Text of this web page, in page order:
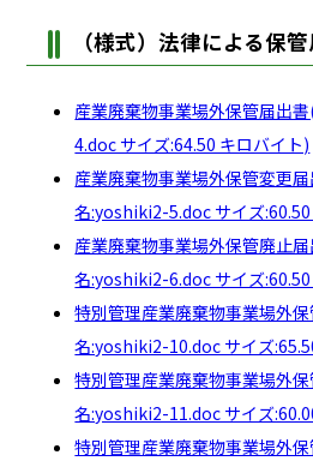
（様式）法律による保
産業廃棄物事業場外保管届出
4.doc サイズ:64.50 キロバイト)
産業廃棄物事業場外保管変更
名:yoshiki2-5.doc サイズ
産業廃棄物事業場外保管廃止
名:yoshiki2-6.doc サイズ
特別管理産業廃棄物事業場外
名:yoshiki2-10.doc サイズ
特別管理産業廃棄物事業場外
名:yoshiki2-11.doc サイズ
特別管理産業廃棄物事業場外